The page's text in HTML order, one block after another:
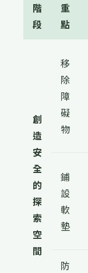
階
段
重
點
創
造
安
全
的
探
索
空
間
移
除
障
礙
物
鋪
設
軟
墊
防